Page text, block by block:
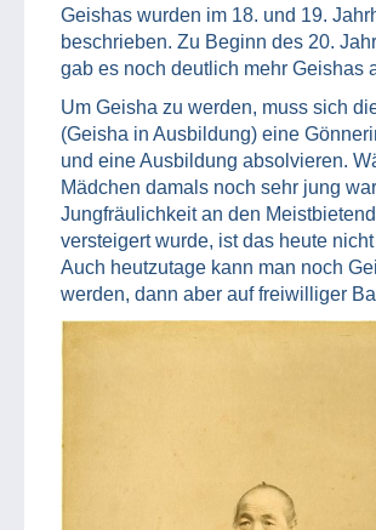
Geishas wurden im 18. und 19.
beschrieben. Zu Beginn des 20.
gab es noch deutlich mehr Geishas
Um Geisha zu werden, muss sich
(Geisha in Ausbildung) eine
und eine Ausbildung absolvieren.
Mädchen damals noch sehr jung
Jungfräulichkeit an den
versteigert wurde, ist das heute
Auch heutzutage kann man noch
werden, dann aber auf freiwilliger